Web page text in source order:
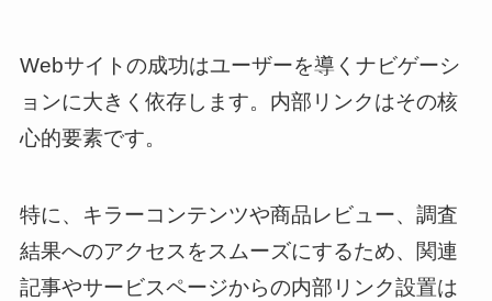
Webサイトの成功はユーザーを導くナビゲーシ
ョンに大きく依存します。内部リンクはその核
心的要素です。
特に、キラーコンテンツや商品レビュー、調査
結果へのアクセスをスムーズにするため、関連
記事やサービスページからの内部リンク設置は